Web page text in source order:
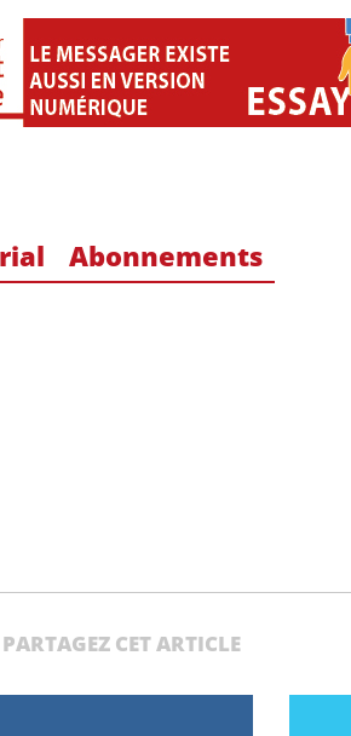
Abonnements
CET ARTICLE